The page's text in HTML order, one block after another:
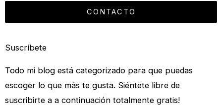
CONTACTO
Suscríbete
Todo mi blog está categorizado para que puedas
escoger lo que más te gusta. Siéntete libre de
suscribirte a a continuación totalmente gratis!